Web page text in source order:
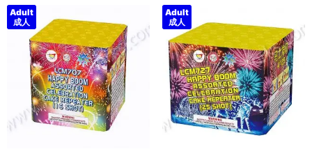
Adult
成人
Adult
成人